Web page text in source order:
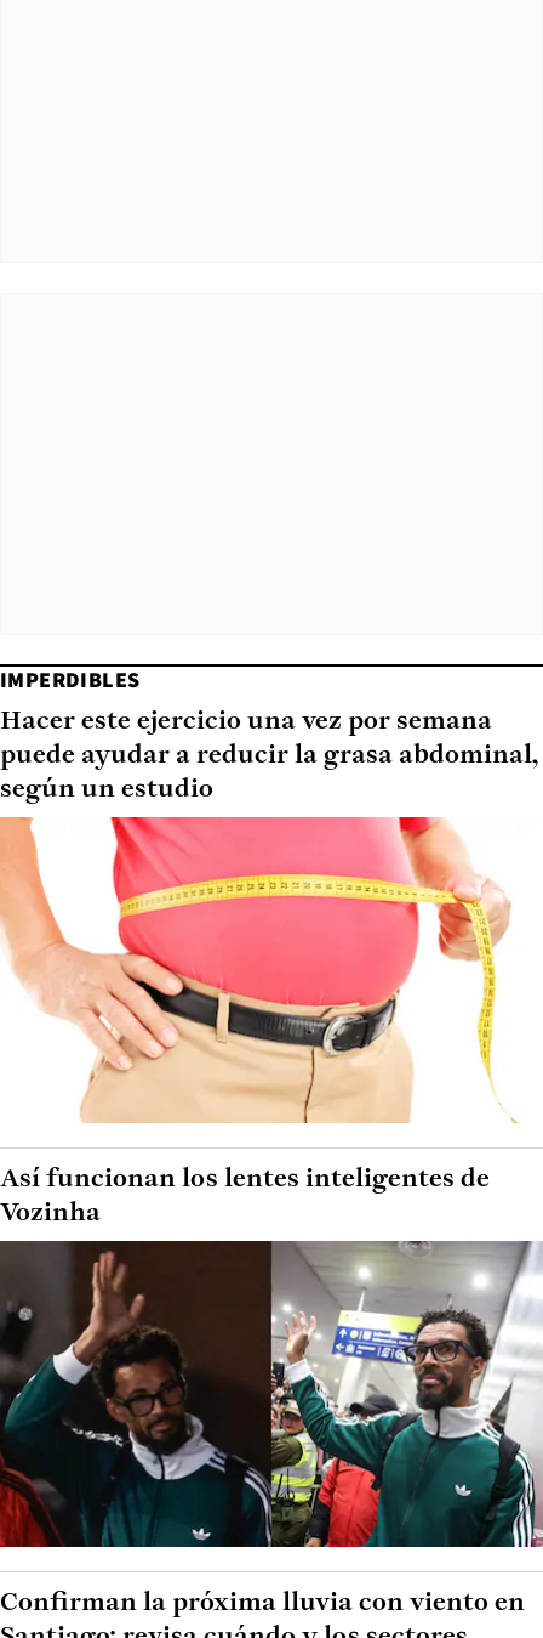
IMPERDIBLES
Hacer este ejercicio una vez por semana
puede ayudar a reducir la grasa abdominal,
según un estudio
Así funcionan los lentes inteligentes de
Vozinha
Confirman la próxima lluvia con viento en